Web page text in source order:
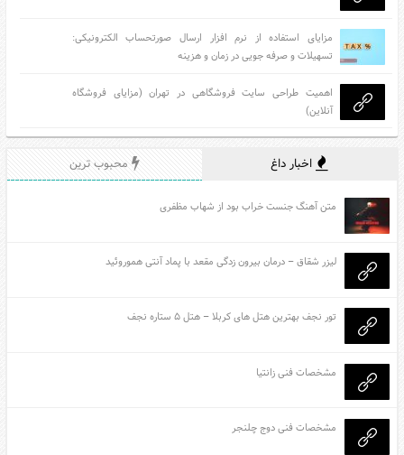
مزایای استفاده از نرم افزار ارسال صورتحساب الکترونیکی:
تسهیلات و صرفه جویی در زمان و هزینه
اهمیت طراحی سایت فروشگاهی در تهران (مزایای فروشگاه
آنلاین)
اخبار داغ محبوب ترین
متن آهنگ جنست خراب بود از شهاب مظفری
لیزر شقاق – درمان بیرون زدگی مقعد با پماد آنتی هموروئید
تور نجف بهترین هتل های کربلا – هتل ۵ ستاره نجف
مشخصات فنی زانتیا
مشخصات فنی دوج چلنجر